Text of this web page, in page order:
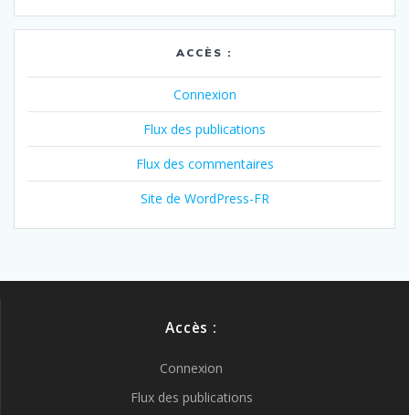
ACCÈS :
Connexion
Flux des publications
Flux des commentaires
Site de WordPress-FR
Accès :
Connexion
Flux des publications